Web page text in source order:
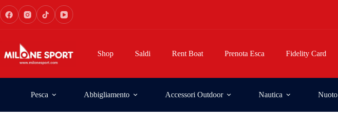
Shop Saldi Rent Boat Prenota Esca Fidelity Card
Pesca Abbigliamento Accessori Outdoor Nautica Nuoto